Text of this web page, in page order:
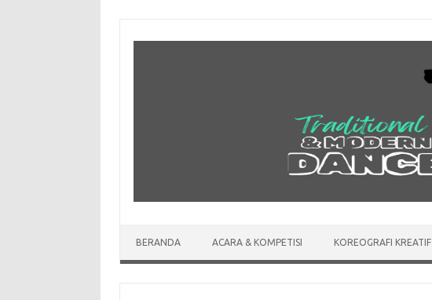
BERANDA ACARA & KOMPETISI KOREOGRAFI KREATIF